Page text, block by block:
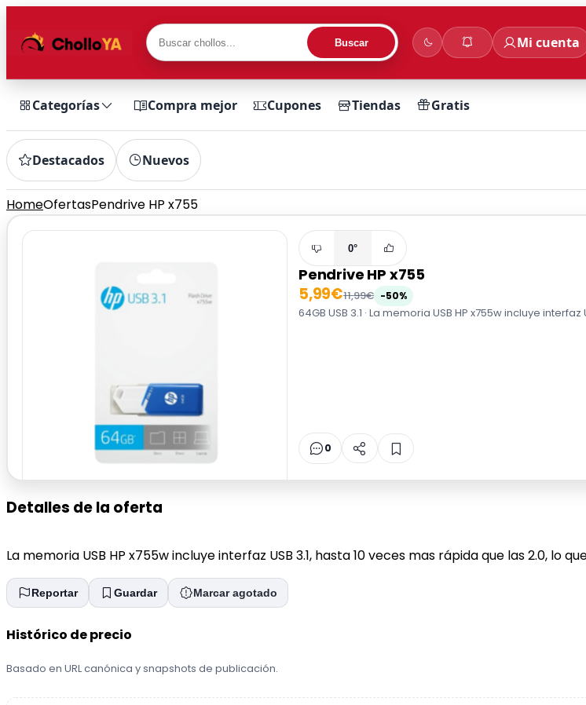
Buscar Mi cuenta
Categorías Compra mejor Cupones Tiendas Gratis
Destacados Nuevos
HomeOfertasPendrive HP x755
0°
Pendrive HP x755
5,99€11,99€ -50%
64GB USB 3.1 · La memoria USB HP x755w incluye
0
Detalles de la oferta
La memoria USB HP x755w incluye interfaz USB 3.1, hasta 10 veces mas rápida que las 2.0,
Reportar Guardar Marcar agotado
Histórico de precio
Basado en URL canónica y snapshots de publicación.